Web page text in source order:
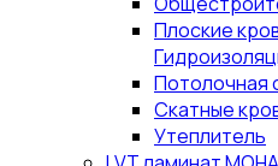
Плоские
Потолочная
Скатные
Утеплитель